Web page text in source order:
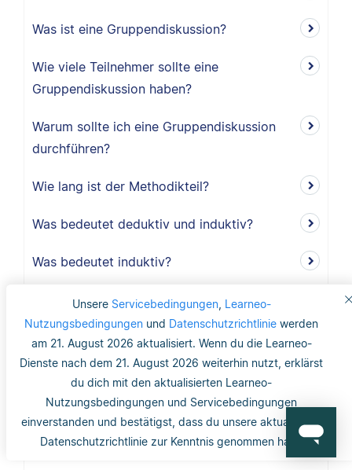
Unsere Servicebedingungen, Learneo-
Nutzungsbedingungen und Datenschutzrichtlinie werden
am 21. August 2026 aktualisiert. Wenn du die Learneo-
Dienste nach dem 21. August 2026 weiterhin nutzt, erklärst
du dich mit den aktualisierten Learneo-
Nutzungsbedingungen und Servicebedingungen
einverstanden und bestätigst, dass du unsere aktualisierte
Datenschutzrichtlinie zur Kenntnis genommen hast.
Was ist eine Gruppendiskussion?
Wie viele Teilnehmer sollte eine
Gruppendiskussion haben?
Warum sollte ich eine Gruppendiskussion
durchführen?
Wie lang ist der Methodikteil?
Was bedeutet deduktiv und induktiv?
Was bedeutet induktiv?
Was bedeutet deduktiv?
Was ist Validität?
Was ist interne Validität?
Was versteht man unter Validität?
Was ist die Reliabilität?